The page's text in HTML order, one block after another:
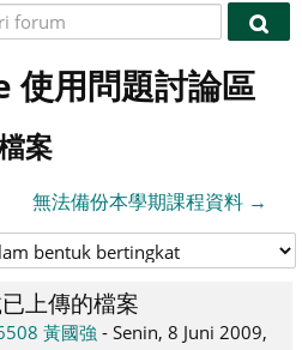
Cari
用問題討論區
案
無法備份本學期課程資料 →
上傳的檔案
黃國強 - Senin, 8 Juni 2009,